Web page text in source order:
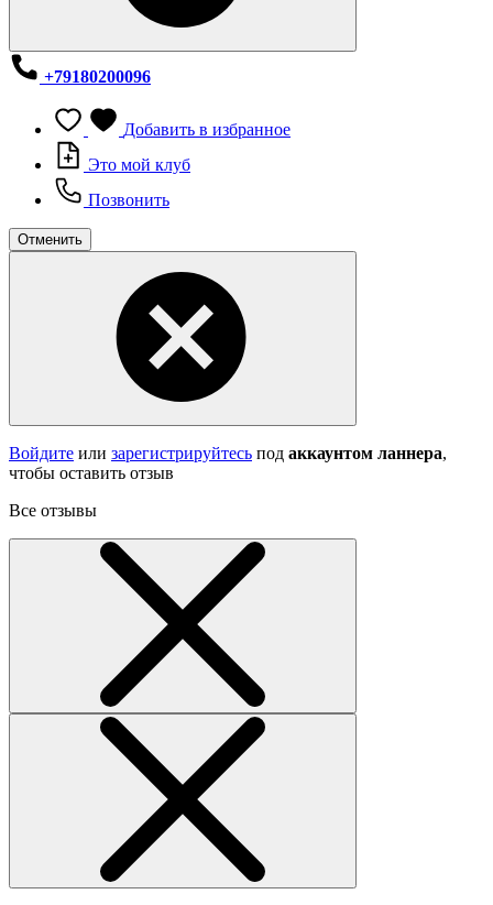
+79180200096
Добавить в избранное
Это мой клуб
Позвонить
Отменить
Войдите или зарегистрируйтесь под аккаунтом ланнера,
чтобы оставить отзыв
Все отзывы